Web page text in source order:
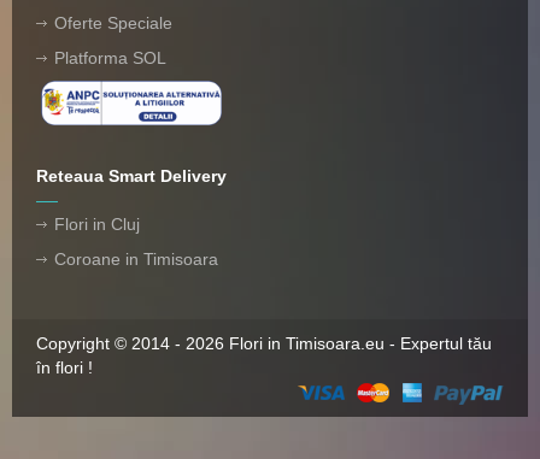
Oferte Speciale
Platforma SOL
Reteaua Smart Delivery
Flori in Cluj
Coroane in Timisoara
Copyright © 2014 - 2026 Flori in Timisoara.eu - Expertul tău
în flori !